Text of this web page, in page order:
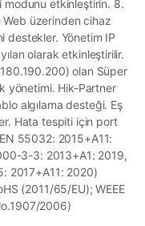
modunu etkinleştirin. 8.
Web üzerinden cihaz
destekler. Yönetim IP
olarak etkinleştirilir.
olan Süper
yönetimi. Hik-Partner
algılama desteği. Eş
Hata tespiti için port
55032: 2015+A11:
3-3: 2013+A1: 2019,
2017+A11: 2020)
(2011/65/EU); WEEE
2006)